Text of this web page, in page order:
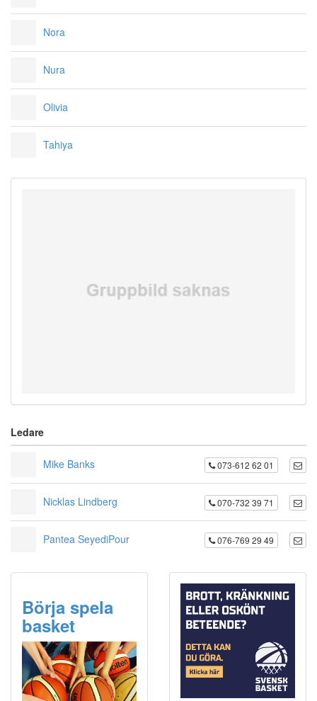
Nora
Nura
Olivia
Tahiya
Ledare
Mike Banks 073-612 62 01
Nicklas Lindberg 070-732 39 71
Pantea SeyediPour 076-769 29 49
Börja spela
basket